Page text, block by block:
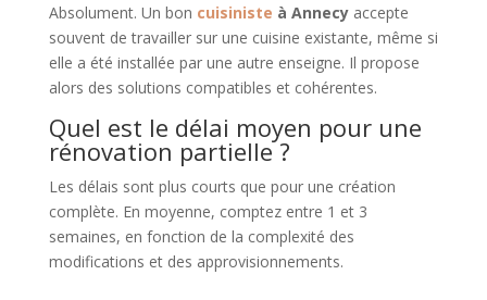
Absolument. Un bon cuisiniste à Annecyaccepte
souvent de travailler sur une cuisine existante, même si
elle a été installée par une autre enseigne. Il propose
alors des solutions compatibles et cohérentes.
Quel est le délai moyen pour une
rénovation partielle ?
Les délais sont plus courts que pour une création
complète. En moyenne, comptez entre 1 et 3
semaines, en fonction de la complexité des
modifications et des approvisionnements.